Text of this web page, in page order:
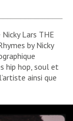
Lars THE
by Nicky
hip hop, soul et
ainsi que